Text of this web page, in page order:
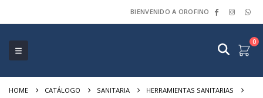
BIENVENIDO A OROFINO
0
HOME CATÁLOGO SANITARIA
HERRAMIENTAS SANITARIAS